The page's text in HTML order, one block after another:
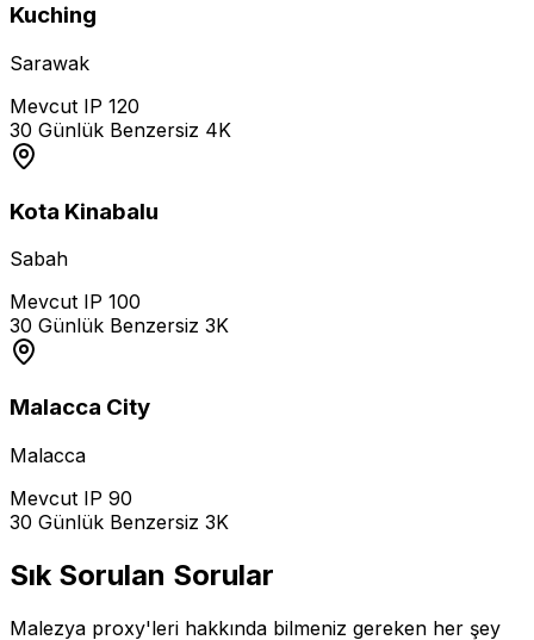
Kuching
Sarawak
Mevcut IP 120
30 Günlük Benzersiz 4K
Kota Kinabalu
Sabah
Mevcut IP 100
30 Günlük Benzersiz 3K
Malacca City
Malacca
Mevcut IP 90
30 Günlük Benzersiz 3K
Sık Sorulan Sorular
Malezya proxy'leri hakkında bilmeniz gereken her şey